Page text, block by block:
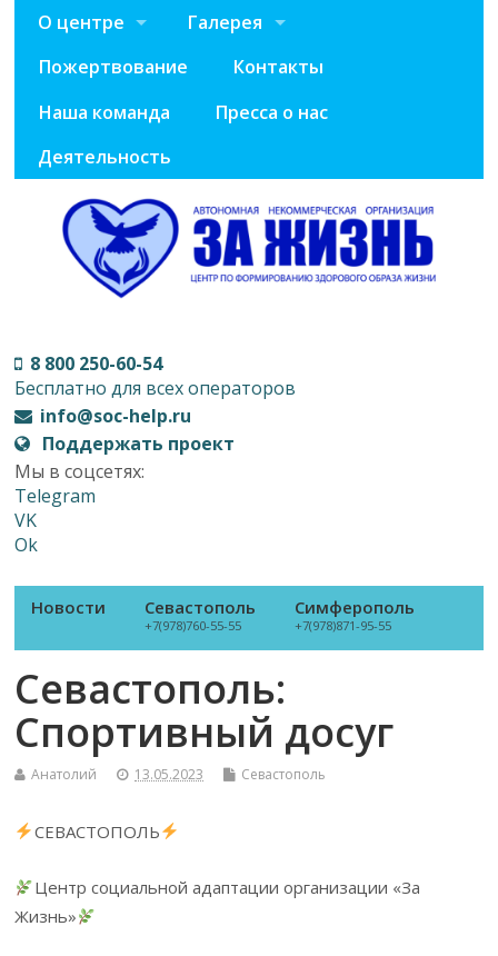
О центре
Галерея
Пожертвование
Контакты
Наша команда
Пресса о нас
Деятельность
8 800 250-60-54
Бесплатно для всех операторов
info@soc-help.ru
Поддержать проект
Мы в соцсетях:
Telegram
VK
Ok
Новости Севастополь
+7(978)760-55-55
Симферополь
+7(978)871-95-55
Севастополь:
Спортивный досуг
Анатолий 13.05.2023 Севастополь
СЕВАСТОПОЛЬ
Центр социальной адаптации организации «За
Жизнь»